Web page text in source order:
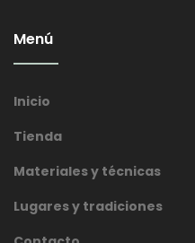
Menú
Inicio
Tienda
Materiales y técnicas
Lugares y tradiciones